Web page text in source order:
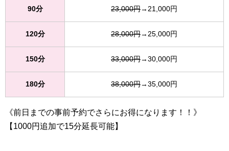
90分 23,000円→21,000円
120分 28,000円→25,000円
150分 33,000円→30,000円
180分 38,000円→35,000円
《前日までの事前予約でさらにお得になります！！》
【1000円追加で15分延長可能】